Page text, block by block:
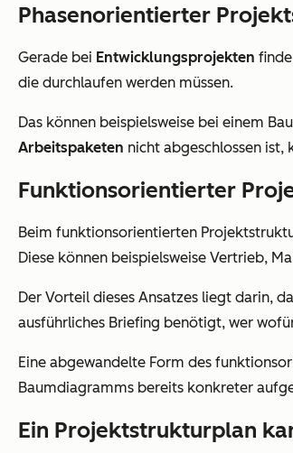
Phasenorientierter
Gerade bei Entwicklungsprojekten
die durchlaufen werden müssen.
Das können beispielsweise bei einem
Arbeitspaketen nicht abgeschlossen
Funktionsorientierter
Beim funktionsorientierten
Diese können beispielsweise Vertrieb,
Der Vorteil dieses Ansatzes liegt darin,
ausführliches Briefing benötigt, wer
Eine abgewandelte Form des
Baumdiagramms bereits konkreter
Ein Projektstrukturplan